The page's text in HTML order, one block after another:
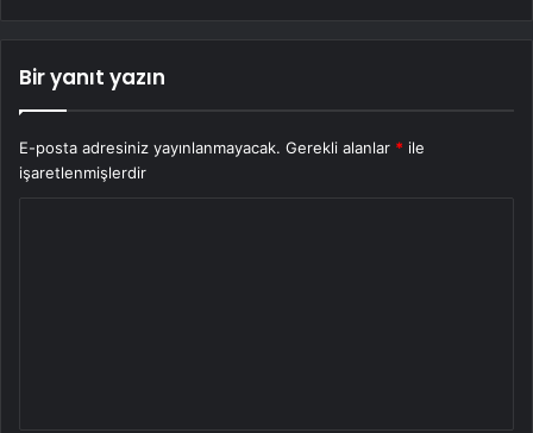
Bir yanıt yazın
E-posta adresiniz yayınlanmayacak. Gerekli alanlar * ile
işaretlenmişlerdir